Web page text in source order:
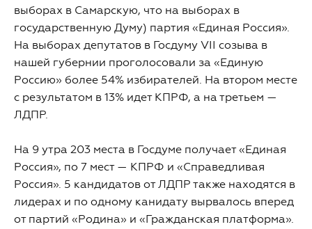
выборах в Самарскую, что на выборах в
государственную Думу) партия «Единая Россия».
На выборах депутатов в Госдуму VII созыва в
нашей губернии проголосовали за «Единую
Россию» более 54% избирателей. На втором месте
с результатом в 13% идет КПРФ, а на третьем —
ЛДПР.
На 9 утра 203 места в Госдуме получает «Единая
Россия», по 7 мест — КПРФ и «Справедливая
Россия». 5 кандидатов от ЛДПР также находятся в
лидерах и по одному канидату вырвалось вперед
от партий «Родина» и «Гражданская платформа».